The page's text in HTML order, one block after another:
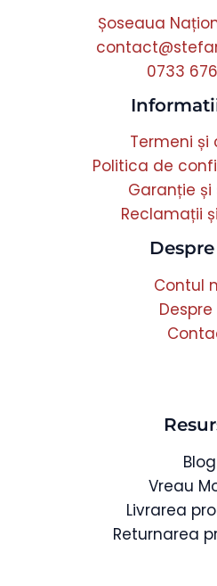
Șoseaua
0733
Termeni și
Politica de
Garanție și
Reclamații
Contul
Despre
Blog
Vreau
Livrarea
Returnarea